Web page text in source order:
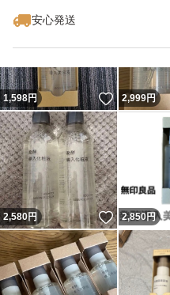
安心発送
1,598円 いいね！
2,999円
2,580円 いいね！
2,850円